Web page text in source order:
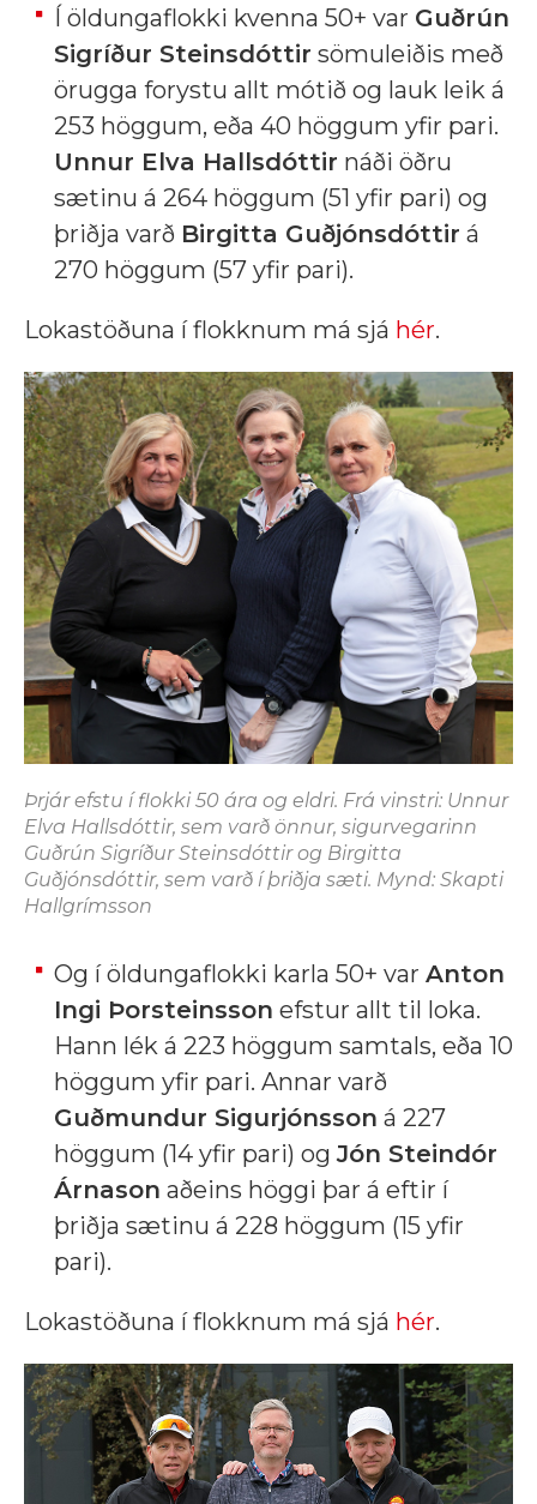
Í öldungaflokki kvenna 50+ var Guðrún
Sigríður Steinsdóttir sömuleiðis með
örugga forystu allt mótið og lauk leik á
253 höggum, eða 40 höggum yfir pari.
Unnur Elva Hallsdóttir náði öðru
sætinu á 264 höggum (51 yfir pari) og
þriðja varð Birgitta Guðjónsdóttir á
270 höggum (57 yfir pari).
Lokastöðuna í flokknum má sjá hér.
Þrjár efstu í flokki 50 ára og eldri. Frá vinstri: Unnur
Elva Hallsdóttir, sem varð önnur, sigurvegarinn
Guðrún Sigríður Steinsdóttir og Birgitta
Guðjónsdóttir, sem varð í þriðja sæti. Mynd: Skapti
Hallgrímsson
Og í öldungaflokki karla 50+ var Anton
Ingi Þorsteinsson efstur allt til loka.
Hann lék á 223 höggum samtals, eða 10
höggum yfir pari. Annar varð
Guðmundur Sigurjónsson á 227
höggum (14 yfir pari) ogJón Steindór
Árnason aðeins höggi þar á eftir í
þriðja sætinu á 228 höggum (15 yfir
pari).
Lokastöðuna í flokknum má sjá hér.